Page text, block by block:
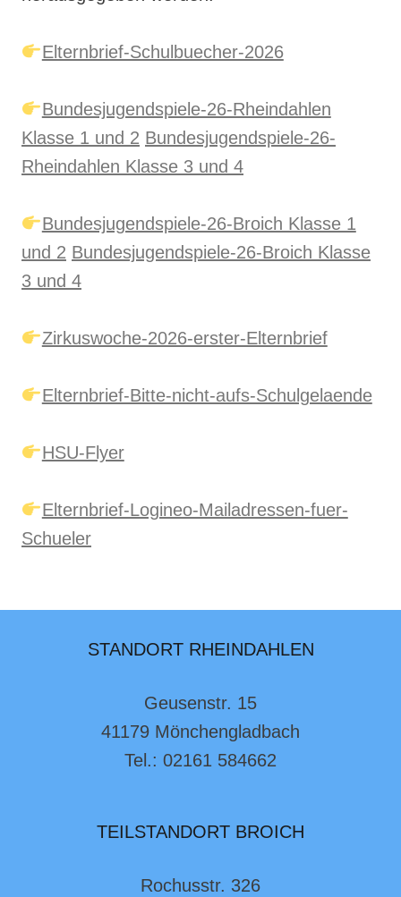
Elternbrief-Schulbuecher-2026
Bundesjugendspiele-26-Rheindahlen
Klasse 1 und 2 Bundesjugendspiele-26-
Rheindahlen Klasse 3 und 4
Bundesjugendspiele-26-Broich Klasse 1
und 2 Bundesjugendspiele-26-Broich Klasse
3 und 4
Zirkuswoche-2026-erster-Elternbrief
Elternbrief-Bitte-nicht-aufs-Schulgelaende
HSU-Flyer
Elternbrief-Logineo-Mailadressen-fuer-
Schueler
STANDORT RHEINDAHLEN
Geusenstr. 15
41179 Mönchengladbach
Tel.: 02161 584662
TEILSTANDORT BROICH
Rochusstr. 326